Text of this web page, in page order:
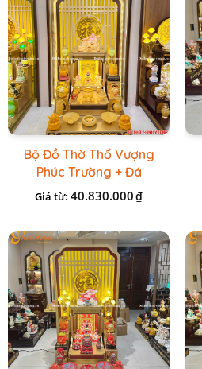
Bộ Đồ Thờ Thổ Vượng
Phúc Trường + Đá
Onix Vàng
Giá từ: 40.830.000₫